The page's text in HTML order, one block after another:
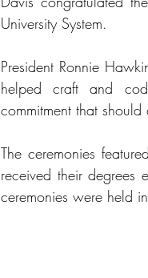
University System.
President Ronnie
helped craft and
commitment that
The ceremonies
received their
ceremonies were held